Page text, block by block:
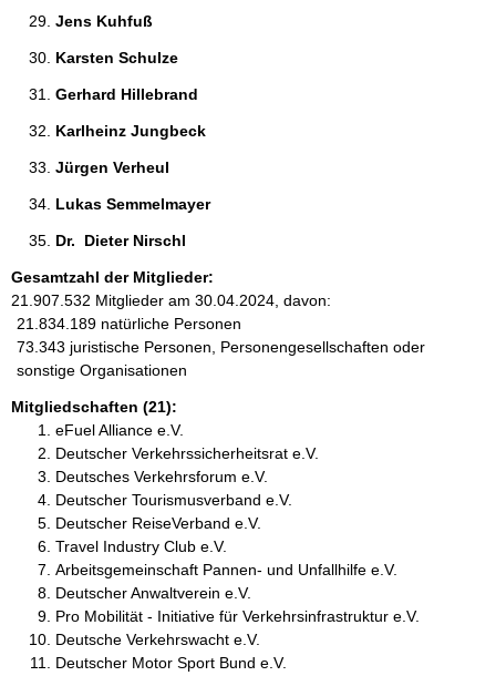
Jens Kuhfuß
Karsten Schulze
Gerhard Hillebrand
Karlheinz Jungbeck
Jürgen Verheul
Lukas Semmelmayer
Dr.  Dieter Nirschl
Gesamtzahl der Mitglieder:
21.907.532 Mitglieder am 30.04.2024, davon:
21.834.189 natürliche Personen
73.343 juristische Personen, Personengesellschaften oder
sonstige Organisationen
Mitgliedschaften (21):
eFuel Alliance e.V.
Deutscher Verkehrssicherheitsrat e.V.
Deutsches Verkehrsforum e.V.
Deutscher Tourismusverband e.V.
Deutscher ReiseVerband e.V.
Travel Industry Club e.V.
Arbeitsgemeinschaft Pannen- und Unfallhilfe e.V.
Deutscher Anwaltverein e.V.
Pro Mobilität - Initiative für Verkehrsinfrastruktur e.V.
Deutsche Verkehrswacht e.V.
Deutscher Motor Sport Bund e.V.